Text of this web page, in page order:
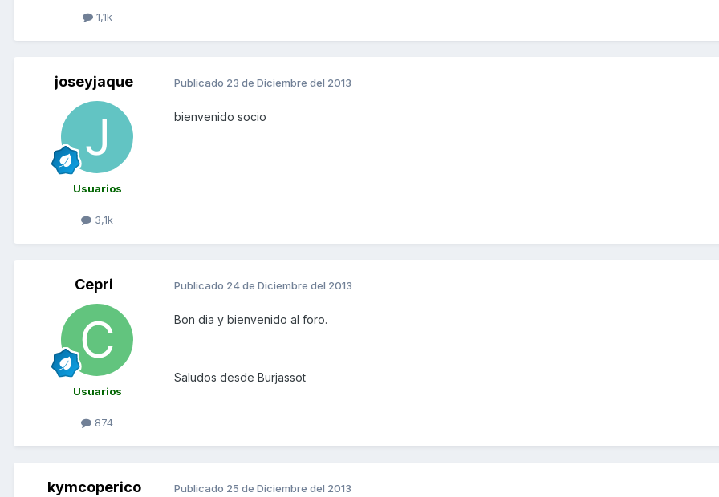
1,1k
joseyjaque
Usuarios
3,1k
Publicado 23 de Diciembre del 2013
bienvenido socio
Cepri
Usuarios
874
Publicado 24 de Diciembre del 2013
Bon dia y bienvenido al foro.
Saludos desde Burjassot
kymcoperico Publicado 25 de Diciembre del 2013